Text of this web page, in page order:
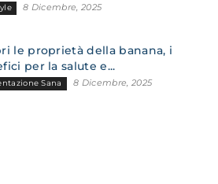
8 Dicembre, 2025
le proprietà della banana, i
per la salute e...
Sana 8 Dicembre, 2025